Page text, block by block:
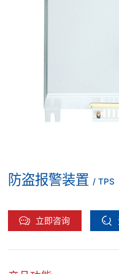
防盗报警装置 / TPS
立即咨询